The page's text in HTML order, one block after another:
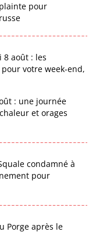
pour
8 août : les
votre week-end,
: une journée
et orages
condamné à
pour
Porge après le